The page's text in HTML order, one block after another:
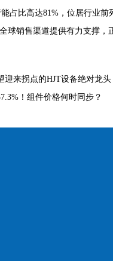
占比高达81%，位居行业前
球销售渠道提供有力支撑
迎来拐点的HJT设备绝对龙头
！组件价格何时同步？